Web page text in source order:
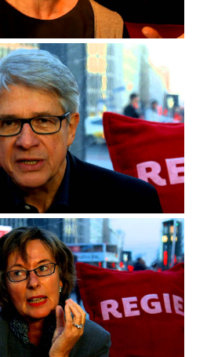
Publizistin, Journalistin